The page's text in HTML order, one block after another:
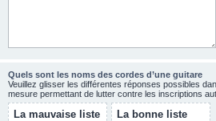
Quels sont les noms des cordes d’une guitare
Veuillez glisser les différentes réponses possibles
mesure permettant de lutter contre les inscriptions
La mauvaise liste La bonne liste